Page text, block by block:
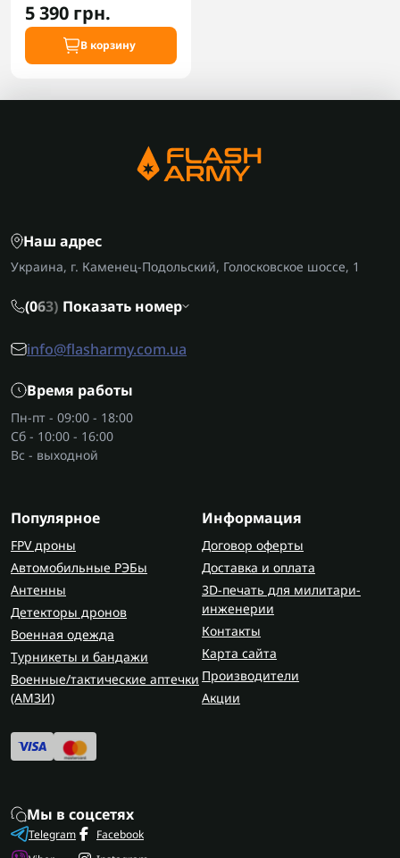
5 390 грн.
В корзину
Наш адрес
Украина, г. Каменец-Подольский, Голосковское шоссе, 1
(063) Показать номер
info@flasharmy.com.ua
Время работы
Пн-пт - 09:00 - 18:00
Сб - 10:00 - 16:00
Вс - выходной
Популярное
FPV дроны
Автомобильные РЭБы
Антенны
Детекторы дронов
Военная одежда
Турникеты и бандажи
Военные/тактические аптечки
(AMЗИ)
Информация
Договор оферты
Доставка и оплата
3D-печать для милитари-
инженерии
Контакты
Карта сайта
Производители
Акции
Мы в соцсетях
Telegram
Facebook